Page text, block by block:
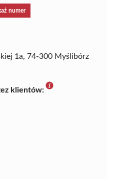
numer
1a, 74-300 Myślibórz
klientów: